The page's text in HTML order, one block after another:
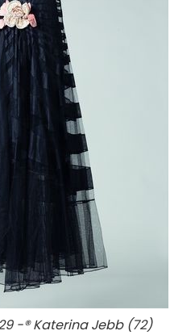
-® Katerina Jebb (72)